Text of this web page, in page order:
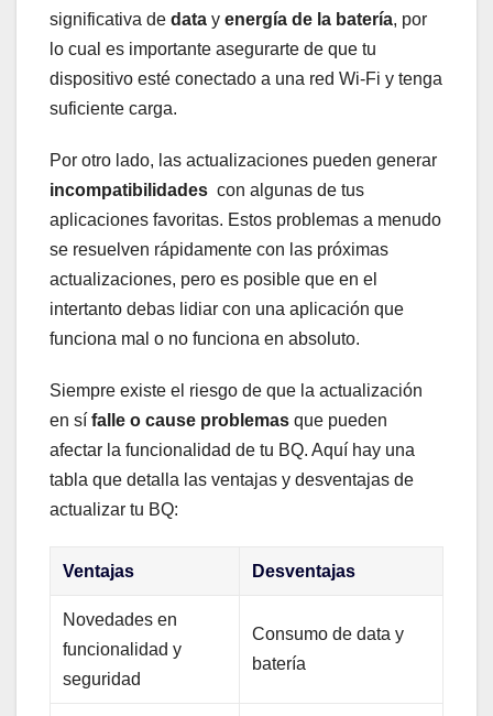
⁤significativa de data y energía​ de la batería, ⁣por
lo cual es importante asegurarte ⁢de que tu
dispositivo ‍esté conectado a una red Wi-Fi ​y tenga​
suficiente carga.
Por otro lado, las‍ actualizaciones ‌pueden generar
incompatibilidades ​ con​ algunas de tus
aplicaciones⁣ favoritas. Estos problemas a menudo
‌se resuelven rápidamente con ‌las ⁣próximas ​
actualizaciones, pero es posible que ​en el
⁢intertanto debas lidiar ‍con ​una aplicación que
funciona mal o no funciona en absoluto.
Siempre existe ‌el riesgo de que la ⁢actualización
en sí falle o ⁣cause problemas que pueden
afectar la funcionalidad‍ de⁣ tu BQ. Aquí⁤ hay una ​
tabla‍ que detalla⁤ las ventajas y ⁣desventajas de
actualizar tu BQ:
Ventajas Desventajas
Novedades en
funcionalidad y
seguridad
Consumo de ‌data ⁣y
batería